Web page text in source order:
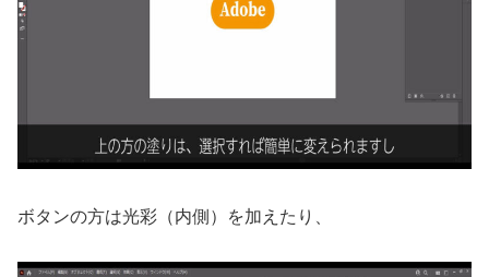
ボタンの方は光彩（内側）を加えたり、